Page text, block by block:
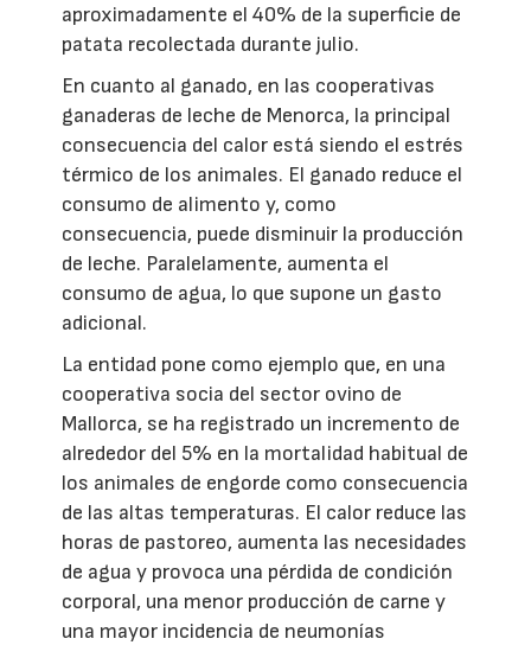
aproximadamente el 40% de la superficie de
patata recolectada durante julio.
En cuanto al ganado, en las cooperativas
ganaderas de leche de Menorca, la principal
consecuencia del calor está siendo el estrés
térmico de los animales. El ganado reduce el
consumo de alimento y, como
consecuencia, puede disminuir la producción
de leche. Paralelamente, aumenta el
consumo de agua, lo que supone un gasto
adicional.
La entidad pone como ejemplo que, en una
cooperativa socia del sector ovino de
Mallorca, se ha registrado un incremento de
alrededor del 5% en la mortalidad habitual de
los animales de engorde como consecuencia
de las altas temperaturas. El calor reduce las
horas de pastoreo, aumenta las necesidades
de agua y provoca una pérdida de condición
corporal, una menor producción de carne y
una mayor incidencia de neumonías